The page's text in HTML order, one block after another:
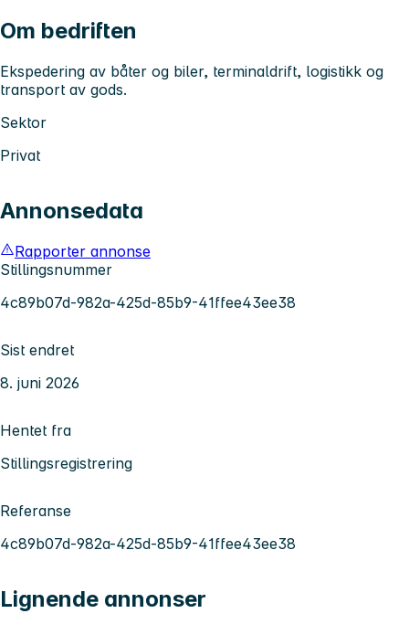
Om bedriften
Ekspedering av båter og biler, terminaldrift, logistikk og
transport av gods.
Sektor
Privat
Annonsedata
Rapporter annonse
Stillingsnummer
4c89b07d-982a-425d-85b9-41ffee43ee38
Sist endret
8. juni 2026
Hentet fra
Stillingsregistrering
Referanse
4c89b07d-982a-425d-85b9-41ffee43ee38
Lignende annonser